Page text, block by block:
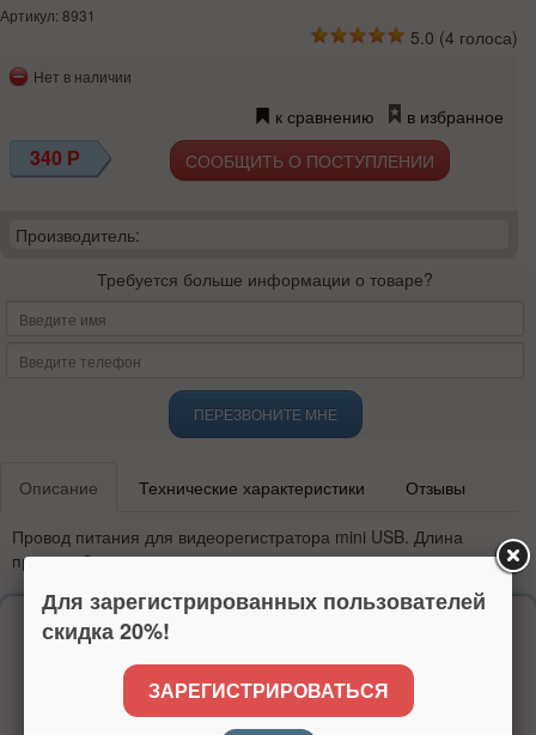
Артикул: 8931
5.0 (4 голоса)
Нет в наличии
к сравнению в избранное
340 Р СООБЩИТЬ О ПОСТУПЛЕНИИ
Производитель:
Требуется больше информации о товаре?
ПЕРЕЗВОНИТЕ МНЕ
Описание Технические характеристики Отзывы
Провод питания для видеорегистратора mini USB. Длина
провода 2м
Надежность
более 15 лет на рынке
высокий рейтинг
доверие покупателей по всей России
Для зарегистрированных пользователей
скидка 20%!
ЗАРЕГИСТРИРОВАТЬСЯ